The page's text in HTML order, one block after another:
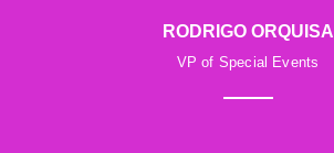
RODRIGO ORQUISA
VP of Special Events